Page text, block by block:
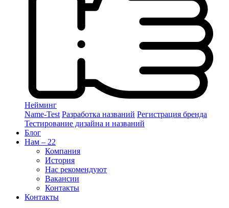
Нейминг
Name-Test Разработка названий Регистрация бренда
Тестирование дизайна и названий
Блог
Нам – 22
Компания
История
Нас рекомендуют
Вакансии
Контакты
Контакты